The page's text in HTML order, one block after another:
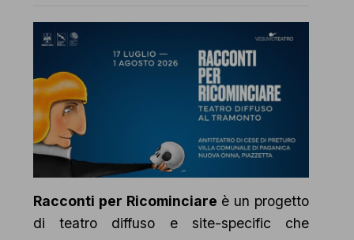
Racconti per Ricominciare è un progetto
di teatro diffuso e site-specific che